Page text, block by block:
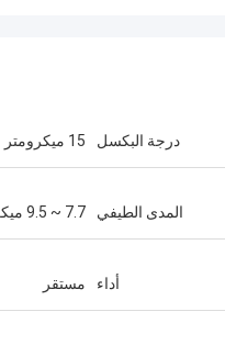
درجة البكسل 15 ميكرومتر
المدى الطيفي 7.7 ~ 9.5 ميكرومتر
أداء مستقر